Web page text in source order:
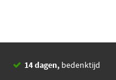
14 dagen, bedenktijd